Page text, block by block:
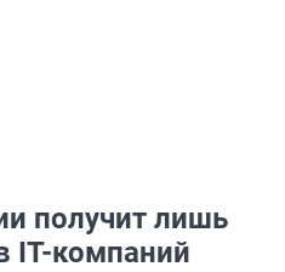
получит лишь
IT-компаний